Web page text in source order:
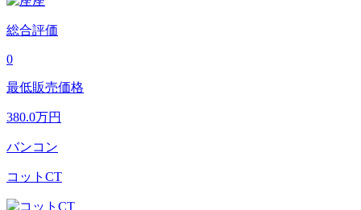
総合評価
0
最低販売価格
380.0万円
バンコン
コットCT